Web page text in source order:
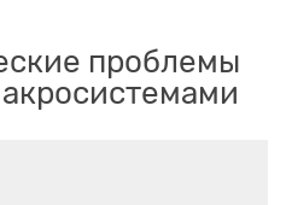
проблемы